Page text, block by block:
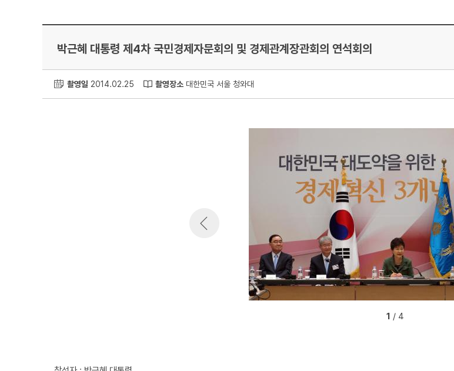
박근혜 대통령 제4차 국민경제자문회의 및 경제관계장관회의 연석회의
촬영일 2014.02.25 촬영장소 대한민국 서울 청와대
1 / 4